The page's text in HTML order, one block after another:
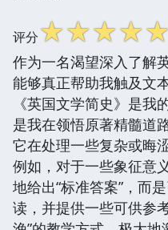
评分☆☆☆☆☆
作为一名渴望深入了解
能够真正帮助我触及文
《英国文学简史》是我
是我在领悟原著精髓道
它在处理一些复杂或晦
例如，对于一些象征意
地给出“标准答案”，而
读，并提供一些可供参